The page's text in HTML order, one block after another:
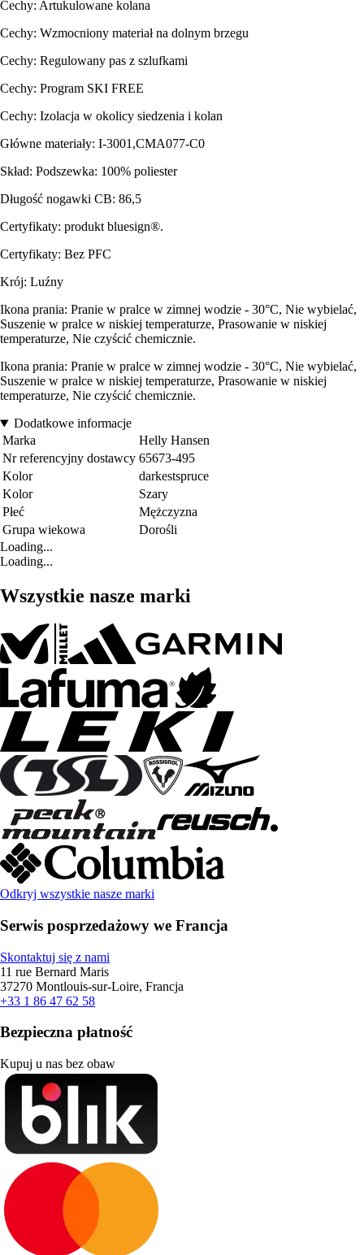
Cechy: Artukulowane kolana
Cechy: Wzmocniony materiał na dolnym brzegu
Cechy: Regulowany pas z szlufkami
Cechy: Program SKI FREE
Cechy: Izolacja w okolicy siedzenia i kolan
Główne materiały: I-3001,CMA077-C0
Skład: Podszewka: 100% poliester
Długość nogawki CB: 86,5
Certyfikaty: produkt bluesign®.
Certyfikaty: Bez PFC
Krój: Luźny
Ikona prania: Pranie w pralce w zimnej wodzie - 30°C, Nie wybielać,
Suszenie w pralce w niskiej temperaturze, Prasowanie w niskiej
temperaturze, Nie czyścić chemicznie.
Ikona prania: Pranie w pralce w zimnej wodzie - 30°C, Nie wybielać,
Suszenie w pralce w niskiej temperaturze, Prasowanie w niskiej
temperaturze, Nie czyścić chemicznie.
Dodatkowe informacje
Marka
Helly Hansen
Nr referencyjny dostawcy 65673-495
Kolor
darkestspruce
Kolor
Szary
Płeć
Mężczyzna
Grupa wiekowa
Dorośli
Loading...
Loading...
Wszystkie nasze marki
Odkryj wszystkie nasze marki
Serwis posprzedażowy we Francja
Skontaktuj się z nami
11 rue Bernard Maris
37270 Montlouis-sur-Loire, Francja
+33 1 86 47 62 58
Bezpieczna płatność
Kupuj u nas bez obaw